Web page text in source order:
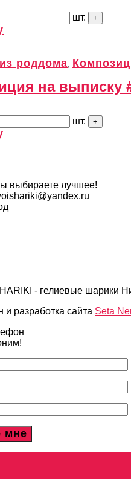
шт.
роддома,
на выписку
шт.
выбираете лучшее!
и разработка сайта Seta